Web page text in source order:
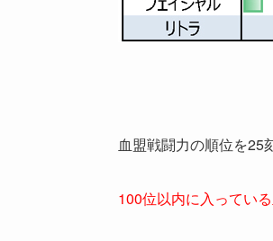
血盟戦闘力の順位を25
100位以内に入ってい